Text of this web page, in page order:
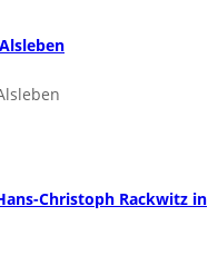
Christoph Rackwitz in